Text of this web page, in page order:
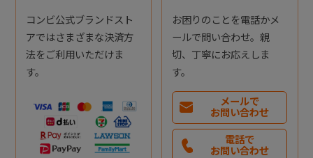
コンビ公式ブランドスト
アではさまざまな決済方
法をご利用いただけま
す。
お困りのことを電話かメ
ールで問い合わせ。親
切、丁寧にお応えしま
す。
メールで
お問い合わせ
電話で
お問い合わせ